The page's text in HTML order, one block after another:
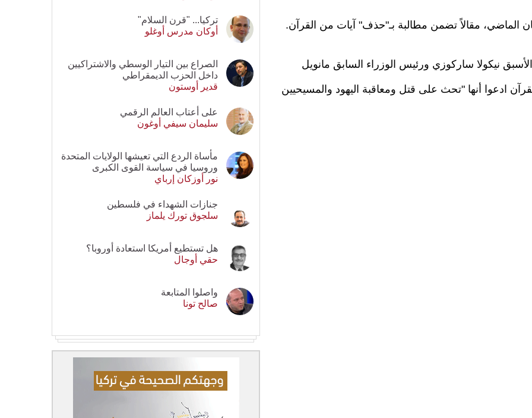
الماضي، مقالاً تضمن مطالبة بـ"حذف" آيات من القرآن.
الرئيس الأسبق نيكولا ساركوزي ورئيس الوزراء السابق مانويل
أنها "تحث على قتل ومعاقبة اليهود والمسيحيين
تركيا... "قرن السلام"
أوكان مدرس أوغلو
الصراع بين التيار الوسطي والاشتراكيين
داخل الحزب الديمقراطي
قدير أوستون
على أعتاب العالم الرقمي
سليمان سيفي أوغون
مأساة الردع التي تعيشها الولايات المتحدة
وروسيا في سياسة القوى الكبرى
نور أوزكان إرباي
جنازات الشهداء في فلسطين
سلجوق تورك يلماز
هل تستطيع أمريكا استعادة أوروبا؟
حقي أوجال
واصلوا المتابعة
صالح تونا